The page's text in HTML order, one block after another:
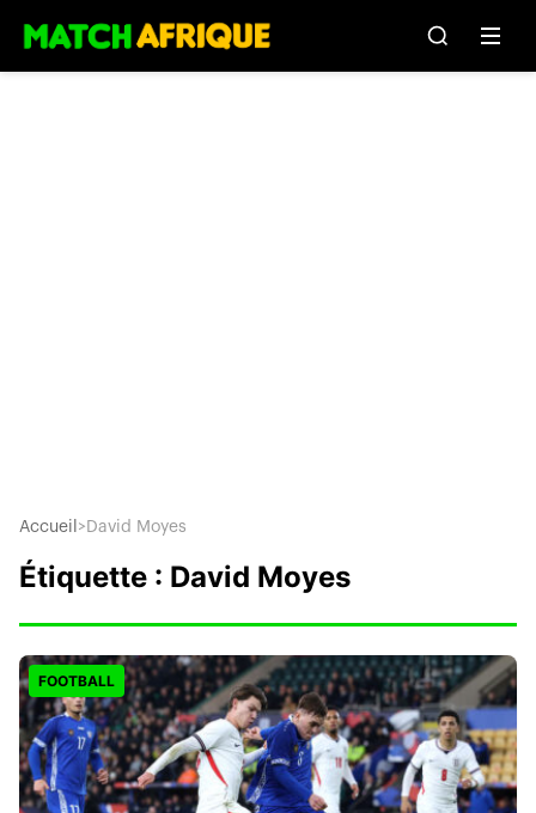
Accueil > David Moyes
Étiquette : David Moyes
FOOTBALL